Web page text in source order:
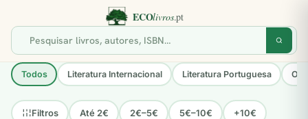
Todos Literatura Internacional Literatura Portuguesa
Filtros Até 2€ 2€–5€ 5€–10€ +10€